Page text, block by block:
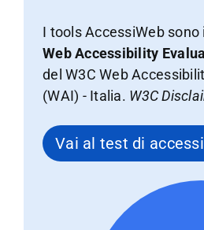
I tools AccessiWeb sono
Web Accessibility
del W3C Web
(WAI) - Italia. W3C
Vai al test di